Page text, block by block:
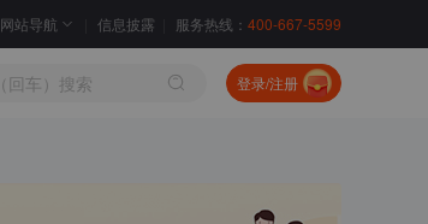
网站导航 信息披露 服务热线： 400-667-5599
登录/注册